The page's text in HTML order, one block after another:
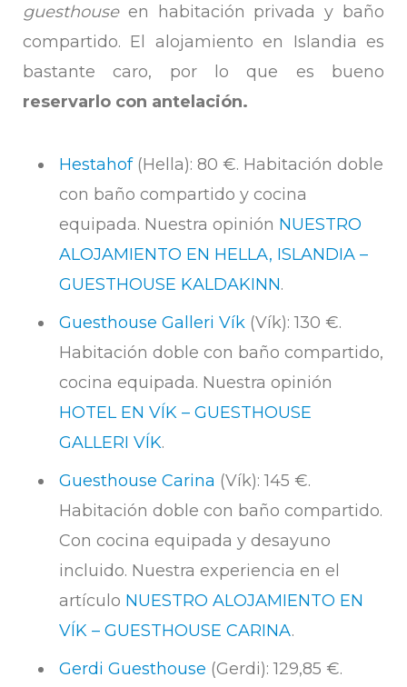
guesthouseen habitación privada y baño
compartido. El alojamiento en Islandia es
bastante caro, por lo que es bueno
reservarlo con antelación.
Hestahof(Hella): 80 €. Habitación doble
con baño compartido y cocina
equipada. Nuestra opinión NUESTRO
ALOJAMIENTO EN HELLA, ISLANDIA –
GUESTHOUSE KALDAKINN.
Guesthouse Galleri Vík (Vík): 130 €.
Habitación doble con baño compartido,
cocina equipada. Nuestra opinión
HOTEL EN VÍK – GUESTHOUSE
GALLERI VÍK.
Guesthouse Carina (Vík): 145 €.
Habitación doble con baño compartido.
Con cocina equipada y desayuno
incluido. Nuestra experiencia en el
artículo NUESTRO ALOJAMIENTO EN
VÍK – GUESTHOUSE CARINA.
Gerdi Guesthouse (Gerdi): 129,85 €.